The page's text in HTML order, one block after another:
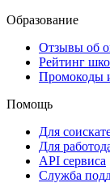
Образование
Отзывы об
Рейтинг
Промокоды
Помощь
Для
Для
API сервиса
Служба